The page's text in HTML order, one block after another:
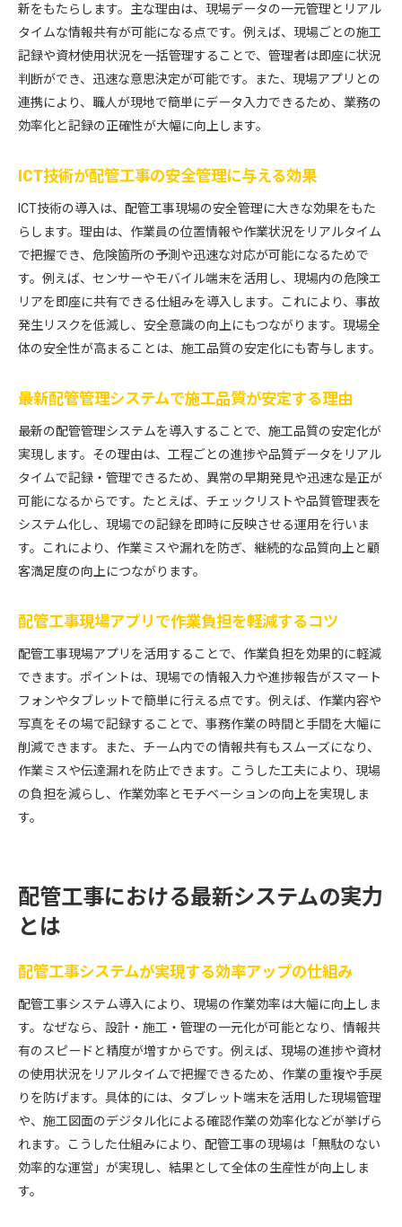
配管管理システムで変わる現場の未来像
配管管理システム導入が現場にもたらす変化
配管工事現場のデジタル化が進む理由とは
配管工事費用圧縮に繋がる管理システム活用法
現場スタッフ視点の配管工事システム利用体験
施工現場で役立つ配管工事ICT事例まとめ
配管工事ICT活用で現場効率が大幅アップ
クボタ施工情報システムによる具体的な改善例
GX管施工方法導入で実現する業務省力化
配管工事管理アプリの成功事例を徹底解説
現場で活躍する配管工事ICTツールの特徴
配管工事の種類とシステム選びのポイント
最適な配管工事システム選定の基準とは何か
施工現場で役立つ配管管理システムの比較ポイン
ト
配管工事の仕事内容とICT導入時の注意点
配管工事費用を考慮したシステム選びのコツ
現場の業務効率化に直結する配管工事システム
配管工事費用を抑えるシステム導入の実践法
配管管理システム活用で無駄なコストを削減
施工情報システム連携による費用圧縮の実際
配管工事ICT導入で得られる経済的メリット
現場で選ばれる配管工事システムの費用対策
新をもたらします。主な理由は、現場データの一元管理とリアル
タイムな情報共有が可能になる点です。例えば、現場ごとの施工
記録や資材使用状況を一括管理することで、管理者は即座に状況
判断ができ、迅速な意思決定が可能です。また、現場アプリとの
連携により、職人が現地で簡単にデータ入力できるため、業務の
効率化と記録の正確性が大幅に向上します。
ICT技術が配管工事の安全管理に与える効果
ICT技術の導入は、配管工事現場の安全管理に大きな効果をもた
らします。理由は、作業員の位置情報や作業状況をリアルタイム
で把握でき、危険箇所の予測や迅速な対応が可能になるためで
す。例えば、センサーやモバイル端末を活用し、現場内の危険エ
リアを即座に共有できる仕組みを導入します。これにより、事故
発生リスクを低減し、安全意識の向上にもつながります。現場全
体の安全性が高まることは、施工品質の安定化にも寄与します。
最新配管管理システムで施工品質が安定する理由
最新の配管管理システムを導入することで、施工品質の安定化が
実現します。その理由は、工程ごとの進捗や品質データをリアル
タイムで記録・管理できるため、異常の早期発見や迅速な是正が
可能になるからです。たとえば、チェックリストや品質管理表を
システム化し、現場での記録を即時に反映させる運用を行いま
す。これにより、作業ミスや漏れを防ぎ、継続的な品質向上と顧
客満足度の向上につながります。
配管工事現場アプリで作業負担を軽減するコツ
配管工事現場アプリを活用することで、作業負担を効果的に軽減
できます。ポイントは、現場での情報入力や進捗報告がスマート
フォンやタブレットで簡単に行える点です。例えば、作業内容や
写真をその場で記録することで、事務作業の時間と手間を大幅に
削減できます。また、チーム内での情報共有もスムーズになり、
作業ミスや伝達漏れを防止できます。こうした工夫により、現場
の負担を減らし、作業効率とモチベーションの向上を実現しま
す。
配管工事における最新システムの実力
とは
配管工事システムが実現する効率アップの仕組み
配管工事システム導入により、現場の作業効率は大幅に向上しま
す。なぜなら、設計・施工・管理の一元化が可能となり、情報共
有のスピードと精度が増すからです。例えば、現場の進捗や資材
の使用状況をリアルタイムで把握できるため、作業の重複や手戻
りを防げます。具体的には、タブレット端末を活用した現場管理
や、施工図面のデジタル化による確認作業の効率化などが挙げら
れます。こうした仕組みにより、配管工事の現場は「無駄のない
効率的な運営」が実現し、結果として全体の生産性が向上しま
す。